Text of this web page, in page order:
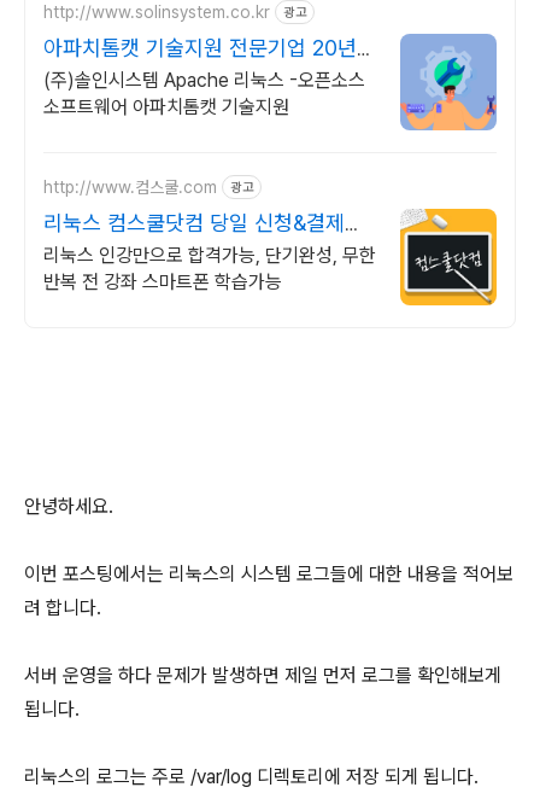
http://www.solinsystem.co.kr 광고
아파치톰캣 기술지원 전문기업 20년이
상 기술지원 노하우
(주)솔인시스템 Apache 리눅스 -오픈소스
소프트웨어 아파치톰캣 기술지원
http://www.컴스쿨.com 광고
리눅스 컴스쿨닷컴 당일 신청&결제시
기프티콘!
리눅스 인강만으로 합격가능, 단기완성, 무한
반복 전 강좌 스마트폰 학습가능
안녕하세요.
이번 포스팅에서는 리눅스의 시스템 로그들에 대한 내용을 적어보
려 합니다.
서버 운영을 하다 문제가 발생하면 제일 먼저 로그를 확인해보게
됩니다.
리눅스의 로그는 주로 /var/log 디렉토리에 저장 되게 됩니다.